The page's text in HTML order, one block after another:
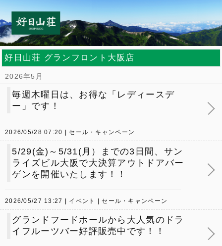
好日山荘 グランフロント大阪店
2026年5月
毎週木曜日は、お得な「レディースデ
ー」です！
2026/05/28 07:20 セール・キャンペーン
5/29(金)～5/31(月）までの3日間、サン
ライズビル大阪で大決算アウトドアバー
ゲンを開催いたします！！
2026/05/27 13:27 イベント セール・キャンペーン
グランドフードホールから大人気のドラ
イフルーツバー好評販売中です！！